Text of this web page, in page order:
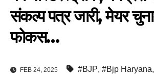
संकल्प पत्र जारी, मेयर
फोकस…
FEB 24, 2025 #BJP, #Bjp Haryana,